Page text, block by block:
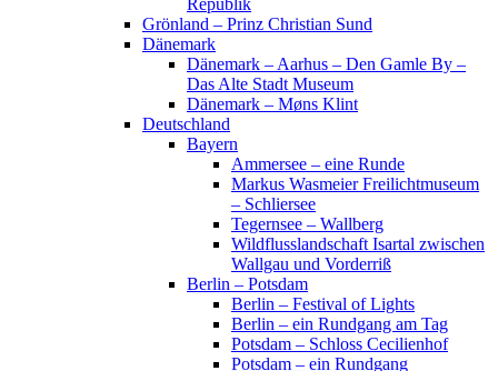
Republik
Grönland – Prinz Christian Sund
Dänemark
Dänemark – Aarhus – Den Gamle By –
Das Alte Stadt Museum
Dänemark – Møns Klint
Deutschland
Bayern
Ammersee – eine Runde
Markus Wasmeier Freilichtmuseum
– Schliersee
Tegernsee – Wallberg
Wildflusslandschaft Isartal zwischen
Wallgau und Vorderriß
Berlin – Potsdam
Berlin – Festival of Lights
Berlin – ein Rundgang am Tag
Potsdam – Schloss Cecilienhof
Potsdam – ein Rundgang